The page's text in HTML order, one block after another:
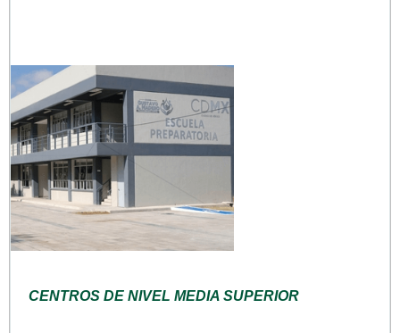
CENTROS DE NIVEL MEDIA SUPERIOR